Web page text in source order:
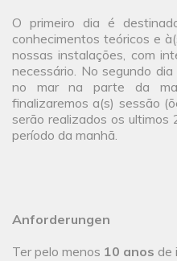
O primeiro dia é
conhecimentos teóricos e
nossas instalações, com
necessário. No segundo
no mar na parte da
finalizaremos a(s) sessão
serão realizados os ultimos
período da manhã.
Anforderungen
Ter pelo menos 10 anos de